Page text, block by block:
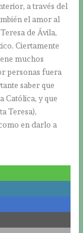
a través del
el amor al
de Ávila,
Ciertamente
muchos
personas fuera
saber que
Católica, y que
Teresa),
en darlo a